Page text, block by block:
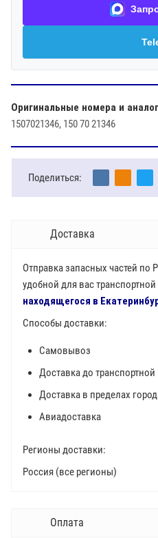
Оригинальные номера и
1507021346, 150 70 21346
Поделиться:
Доставка
Отправка запасных частей по
удобной для вас
находящегося в
Способы доставки:
Самовывоз
Доставка до
Доставка в пределах
Авиадоставка
Регионы доставки:
Россия (все регионы)
Оплата